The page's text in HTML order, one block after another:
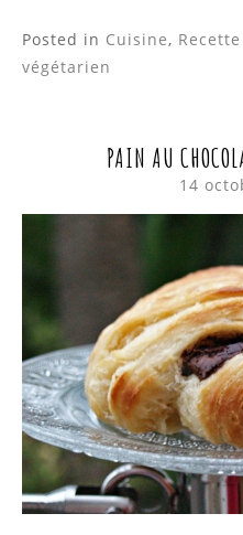
Posted in Cuisine, Recette
végétarien
PAIN AU
14